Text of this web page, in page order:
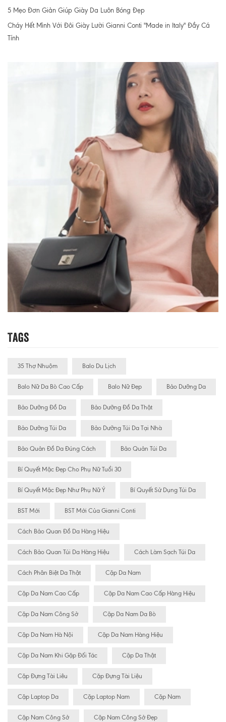
5 Mẹo Đơn Giản Giúp Giày Da Luôn Bóng Đẹp
Cháy Hết Mình Với Đôi Giày Lười Gianni Conti "Made in Italy" Đầy Cá
Tính
Tags
35 Thợ Nhuộm Balo Du Lịch
Balo Nữ Da Bò Cao Cấp Balo Nữ Đẹp Bảo Dưỡng Da
Bảo Dưỡng Đồ Da Bảo Dưỡng Đồ Da Thật
Bảo Dưỡng Túi Da Bảo Dưỡng Túi Da Tại Nhà
Bảo Quản Đồ Da Đúng Cách Bảo Quản Túi Da
Bí Quyết Mặc Đẹp Cho Phụ Nữ Tuổi 30
Bí Quyết Mặc Đẹp Như Phụ Nữ Ý Bí Quyết Sử Dụng Túi Da
BST Mới BST Mới Của Gianni Conti
Cách Bảo Quan Đồ Da Hàng Hiệu
Cách Bảo Quan Túi Da Hàng Hiệu Cách Làm Sạch Túi Da
Cách Phân Biệt Da Thật Cặp Da Nam
Cặp Da Nam Cao Cấp Cặp Da Nam Cao Cấp Hàng Hiệu
Cặp Da Nam Công Sở Cặp Da Nam Da Bò
Cặp Da Nam Hà Nội Cặp Da Nam Hàng Hiệu
Cặp Da Nam Khi Gặp Đối Tác Cặp Da Thật
Cặp Đựng Tài Liêu Cặp Đựng Tài Liệu
Cặp Laptop Da Cặp Laptop Nam Cặp Nam
Cặp Nam Công Sở Cặp Nam Công Sở Đẹp